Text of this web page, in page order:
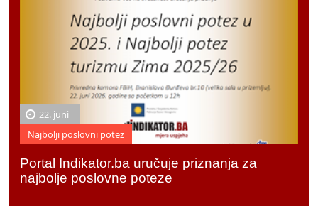
22. juni
Najbolji poslovni potez
Portal Indikator.ba uručuje priznanja za
najbolje poslovne poteze